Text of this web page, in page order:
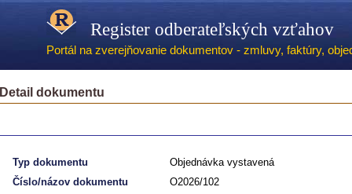
Register odberateľských vzťahov
Portál na zverejňovanie dokumentov - zmluvy, faktúry,
Detail dokumentu
Typ dokumentu
Objednávka vystavená
Číslo/názov dokumentu
O2026/102